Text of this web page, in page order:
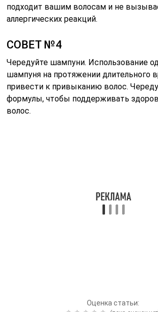
подходит вашим волосам и не
аллергических реакций.
СОВЕТ №4
Чередуйте шампуни. Использование
шампуня на протяжении длительного
привести к привыканию волос.
формулы, чтобы поддерживать
волос.
Оценка статьи: